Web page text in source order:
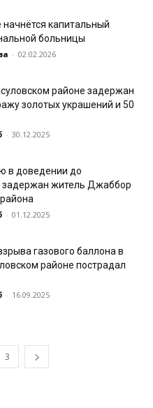
начнётся капитальный
больницы
- 02.02.2026
районе задержан
золотых украшений и 50
- 30.12.2025
в доведении до
задержан житель Джаббор
- 01.12.2025
газового баллона в
районе пострадал
- 16.09.2025
3